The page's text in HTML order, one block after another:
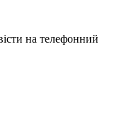
на телефонний